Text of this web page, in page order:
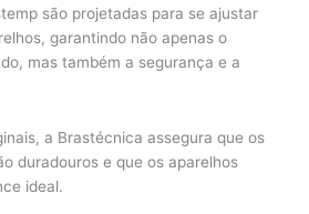
são projetadas para se ajustar
garantindo não apenas o
mas também a segurança e a
a Brastécnica assegura que os
duradouros e que os aparelhos
ideal.